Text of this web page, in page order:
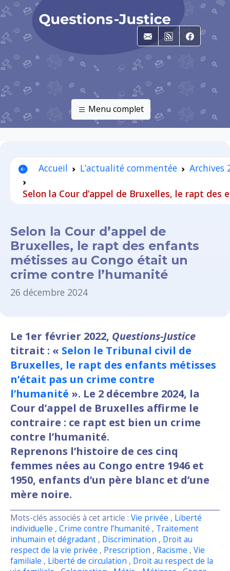
E-mailRSS
Menu complet
Accueil L’actualité commentée Archives
Selon la Cour d’appel de Bruxelles, le rapt
Selon la Cour d’appel de
Bruxelles, le rapt des enfants
métisses au Congo était un
crime contre l’humanité
26 décembre 2024
Le 1er février 2022, Questions-Justice
titrait : « Selon le Tribunal civil de
Bruxelles, le rapt des enfants métisses
n’était pas un crime contre
l’humanité ». Le 2 décembre 2024, la
Cour d’appel de Bruxelles affirme le
contraire : ce rapt est bien un crime
contre l’humanité.
Reprenons l’histoire de ces cinq
femmes nées au Congo entre 1946 et
1950, enfants d’un père blanc et d’une
mère noire.
Mots-clés associés à cet article : Vie privée , Liberté
individuelle , Crime contre l’humanité , Traitement
inhumain et dégradant , Discrimination , Droit au
respect de la vie privée , Prescription , Racisme , Vie
familiale , Liberté de circulation , Droit au respect de la